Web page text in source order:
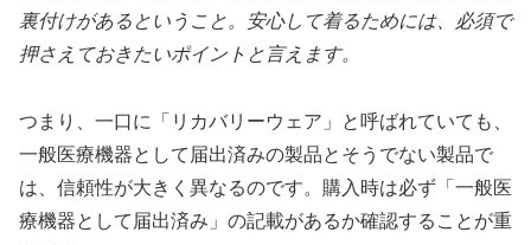
裏付けがあるということ。安心して着るためには、必須で
押さえておきたいポイントと言えます。
つまり、一口に「リカバリーウェア」と呼ばれていても、
一般医療機器として届出済みの製品とそうでない製品で
は、信頼性が大きく異なるのです。購入時は必ず「一般医
療機器として届出済み」の記載があるか確認することが重